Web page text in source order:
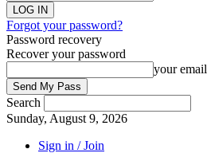
Forgot your password?
Password recovery
Recover your password
your email
Search
Sunday, August 9, 2026
Sign in / Join